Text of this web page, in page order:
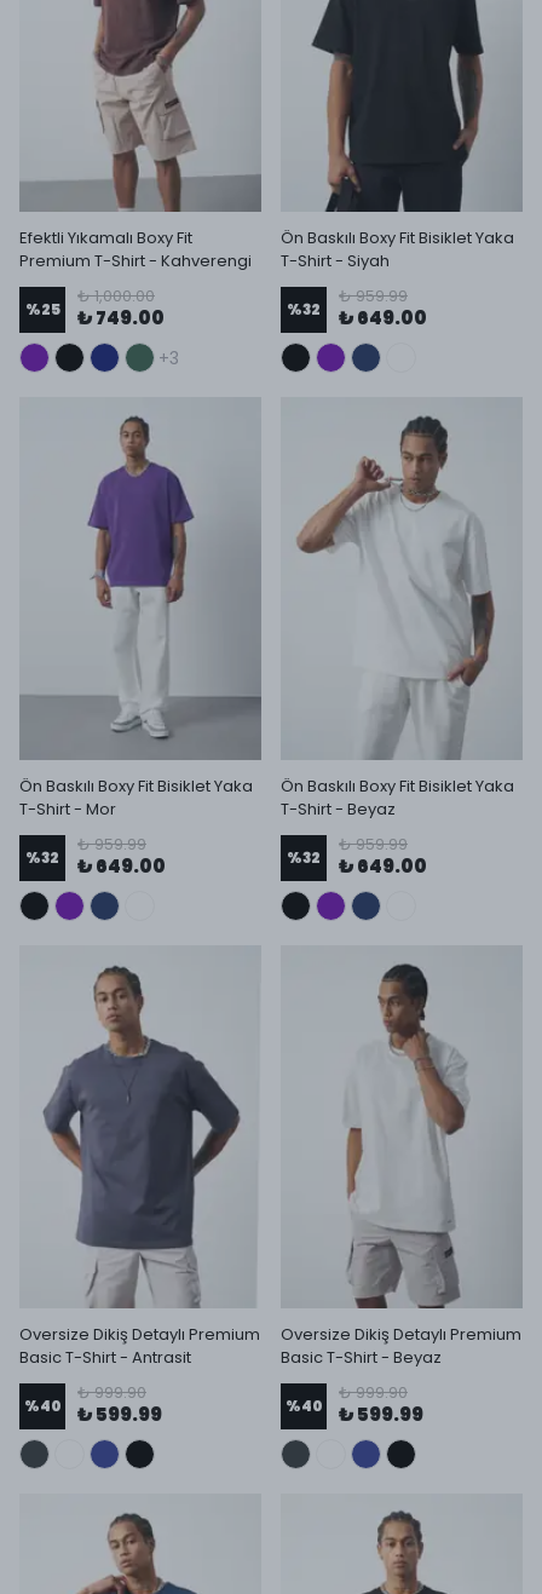
Efektli Yıkamalı Boxy Fit
Premium T-Shirt - Kahverengi
%25
₺ 1,000.00
₺ 749.00
+3
Ön Baskılı Boxy Fit Bisiklet Yaka
T-Shirt - Siyah
%32
₺ 959.99
₺ 649.00
Ön Baskılı Boxy Fit Bisiklet Yaka
T-Shirt - Mor
%32
₺ 959.99
₺ 649.00
Ön Baskılı Boxy Fit Bisiklet Yaka
T-Shirt - Beyaz
%32
₺ 959.99
₺ 649.00
Oversize Dikiş Detaylı Premium
Basic T-Shirt - Antrasit
%40
₺ 999.90
₺ 599.99
Oversize Dikiş Detaylı Premium
Basic T-Shirt - Beyaz
%40
₺ 999.90
₺ 599.99